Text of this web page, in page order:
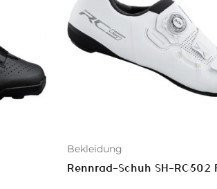
Bekleidung
Rennrad-Schuh SH-RC502